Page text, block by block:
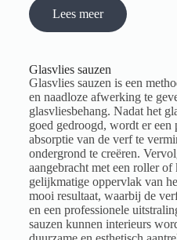
Lees meer
Glasvlies sauzen
Glasvlies sauzen is een
en naadloze afwerking te
glasvliesbehang. Nadat het
goed gedroogd, wordt er een
absorptie van de verf te
ondergrond te creëren.
aangebracht met een roller
gelijkmatige oppervlak van
mooi resultaat, waarbij de
en een professionele
sauzen kunnen interieurs